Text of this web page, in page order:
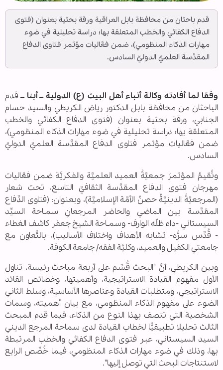
قدم باحثان من محافظة بابل العراقية ورقة بحثية بعنوان (فتوى
الدفاع الكفائي والخطب المتعلقة بها؛ دراسة تحليلية في ضوء
مهارات الذكاء المنظومي)، ضمن فعَّاليات مؤتمر فتاوى الدفاع
المقدَّسة العلميِّ الدوليِّ السادس.
وفقا لما أفادته وكالة أنباء أهل البيت (ع) الدولية ــ أبنا ــقدم
الباحثان من محافظة بابل الدكتور رياض الكريطي والسيد حسام
الجنابي، ورقة بحثية بعنوان (فتوى الدفاع الكفائي والخطب
المتعلقة بها؛ دراسة تحليلية في ضوء مهارات الذكاء المنظومي)،
ضمن فعَّاليات مؤتمر فتاوى الدفاع المقدَّسة العلميِّ الدوليِّ
السادس.
وتُقيمُ المؤتمرَ جمعيَّةُ العميد العلميَّة والفكريَّة ضمن فعَّاليات
مهرجان فتوى الدفاع المقدَّسة الثقافيِّ التاسع، تحت شعار
(المرجعيَّةُ الدينيَّةُ حصنُ الأمَّة الإسلاميَّة)، وبعنوان: (فتاوى الدِّفاع
المقدَّسة بين الماضي والحاضر المرجعانِ سمـاحة السيِّد
السيستاني -دام ظلّه الوارف- وسمـاحة الشيخ جعفر كاشف الغطاء
- قُدِّس سرُّه- تشابه الأهداف واختلاف الأساليب)، بالتَّعاون مع
جامعتي الكفيل والعميد، وكليَّة الفقه/ جامعة الكوفة.
وبين الكريطي، أنَّ "البحث قُسِّم على أربعة مباحث رئيسة، تناول
الأول مفهوم القيادة الاستراتيجية، وأهميتها، وخصائص القائد
الاستراتيجي، ومتطلبات القيادة وعناصرها الأساسية، وسلط الثاني
الضوء على مفهوم الذكاء المنظومي، مع بيان أهميته، وسمات
الشخصية التي تتصف بهذا النوع من الذكاء، فيما قدم المبحث
الثالث تحليلا تطبيقيًّا لخطاب القيادة لدى سماحة المرجع الديني
السيد السيستاني، عبر فتوى الدفاع الكفائي والخطب المرتبطة
بها، وذلك في ضوء مهارات الذكاء المنظومي، فيما خُصِّص الرابع
لاستنتاجات البحث التي توصل إليها".